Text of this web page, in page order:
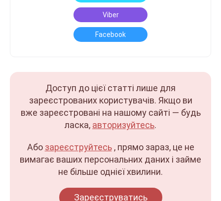
Viber
Facebook
Доступ до цієї статті лише для
зареєстрованих користувачів. Якщо ви
вже зареєстровані на нашому сайті — будь
ласка, авторизуйтесь.
Або зареєструйтесь, прямо зараз, це не
вимагає ваших персональних даних і займе
не більше однієї хвилини.
Зареєструватись